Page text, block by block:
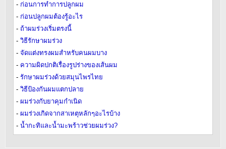
- ก่อนการทำการปลูกผม
- ก่อนปลูกผมต้องรู้อะไร
- ถ้าผมร่วงเริ่มตรงนี้
-วิธีรักษาผมร่วง
-จัดแต่งทรงผมสำหรับคนผมบาง
- ความผิดปกติเรื่องรูปร่างของเส้นผม
-รักษาผมร่วงด้วยสมุนไพรไทย
-วิธีป้องกันผมแตกปลาย
-ผมร่วงกับยาคุมกำเนิด
-ผมร่วงเกิดจากสาเหตุหลักๆอะไรบ้าง
-น้ำกะทิและน้ำมะพร้าวช่วยผมร่วง?